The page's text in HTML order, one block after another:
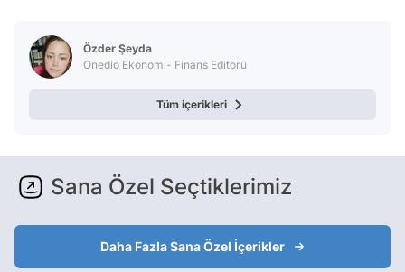
Özder Şeyda
Onedio Ekonomi- Finans Editörü
Tüm içerikleri
Sana Özel Seçtiklerimiz
Daha Fazla Sana Özel İçerikler